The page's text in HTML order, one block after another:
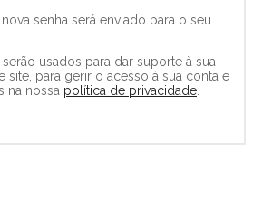
senha será enviado para o seu
usados para dar suporte à sua
site, para gerir o acesso à sua conta e
na nossa política de privacidade.